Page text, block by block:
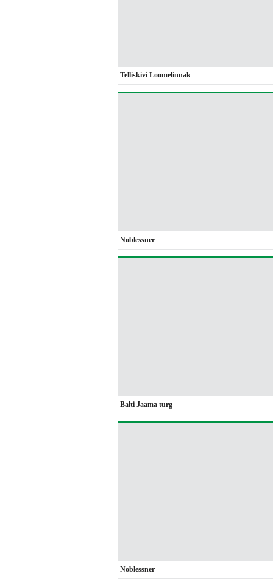
Telliskivi Loomelinnak
Noblessner
Balti Jaama turg
Noblessner